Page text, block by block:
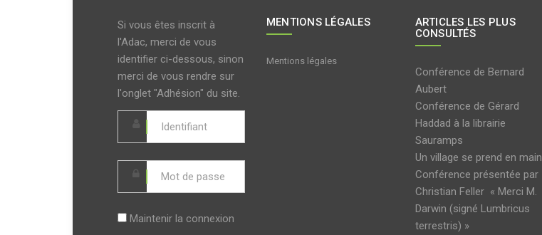
Si vous êtes inscrit à
l'Adac, merci de vous
identifier ci-dessous, sinon
merci de vous rendre sur
l'onglet "Adhésion" du site.
Maintenir la connexion
MENTIONS LÉGALES
Mentions légales
ARTICLES LES PLUS
CONSULTÉS
Conférence de Bernard
Aubert
Conférence de Gérard
Haddad à la librairie
Sauramps
Un village se prend en main
Conférence présentée par
Christian Feller « Merci M.
Darwin (signé Lumbricus
terrestris) »